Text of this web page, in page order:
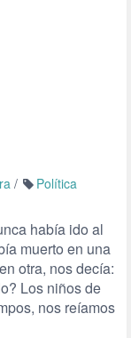
/
Política
había ido al
muerto en una
otra, nos decía:
Los niños de
nos reíamos